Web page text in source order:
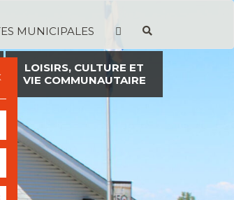
MUNICIPALES
LOISIRS, CULTURE ET
VIE COMMUNAUTAIRE